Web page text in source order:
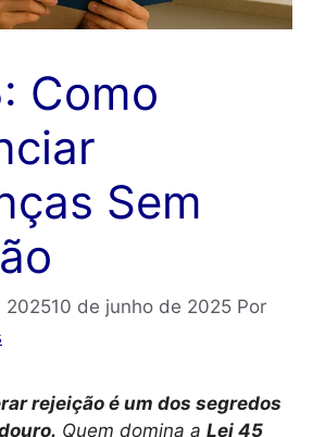
Como
Sem
202510 de junho de 2025 Por
rejeição é um dos segredos
Quem domina a Lei 45